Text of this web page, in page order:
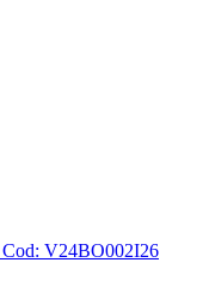
Cod: V24BO002I26